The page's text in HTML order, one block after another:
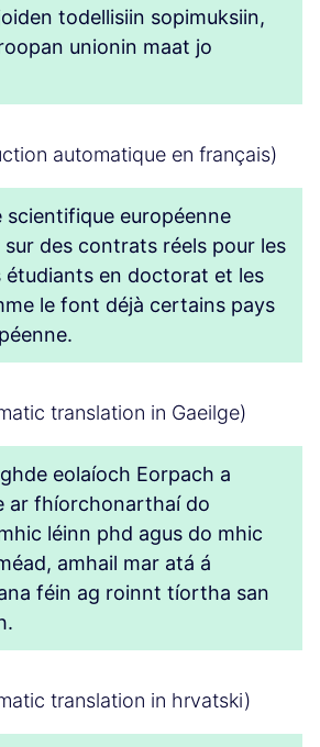
todellisiin sopimuksiin,
unionin maat jo
automatique en français)
scientifique européenne
des contrats réels pour les
étudiants en doctorat et les
le font déjà certains pays
translation in Gaeilge)
eolaíoch Eorpach a
ar fhíorchonarthaí do
léinn phd agus do mhic
amhail mar atá á
féin ag roinnt tíortha san
translation in hrvatski)